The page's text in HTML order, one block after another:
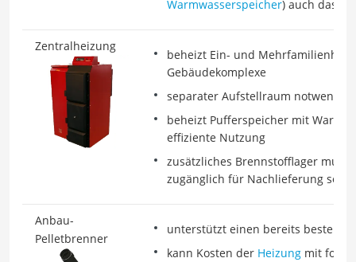
Warmwasserspeicher) auch das
Zentralheizung
beheizt Ein- und
Gebäudekomplexe
separater Aufstellraum notwendig
beheizt Pufferspeicher mit
effiziente Nutzung
zusätzliches Brennstofflager
zugänglich für Nachlieferung sein
Anbau-
Pelletbrenner
unterstützt einen bereits
kann Kosten der Heizung mit